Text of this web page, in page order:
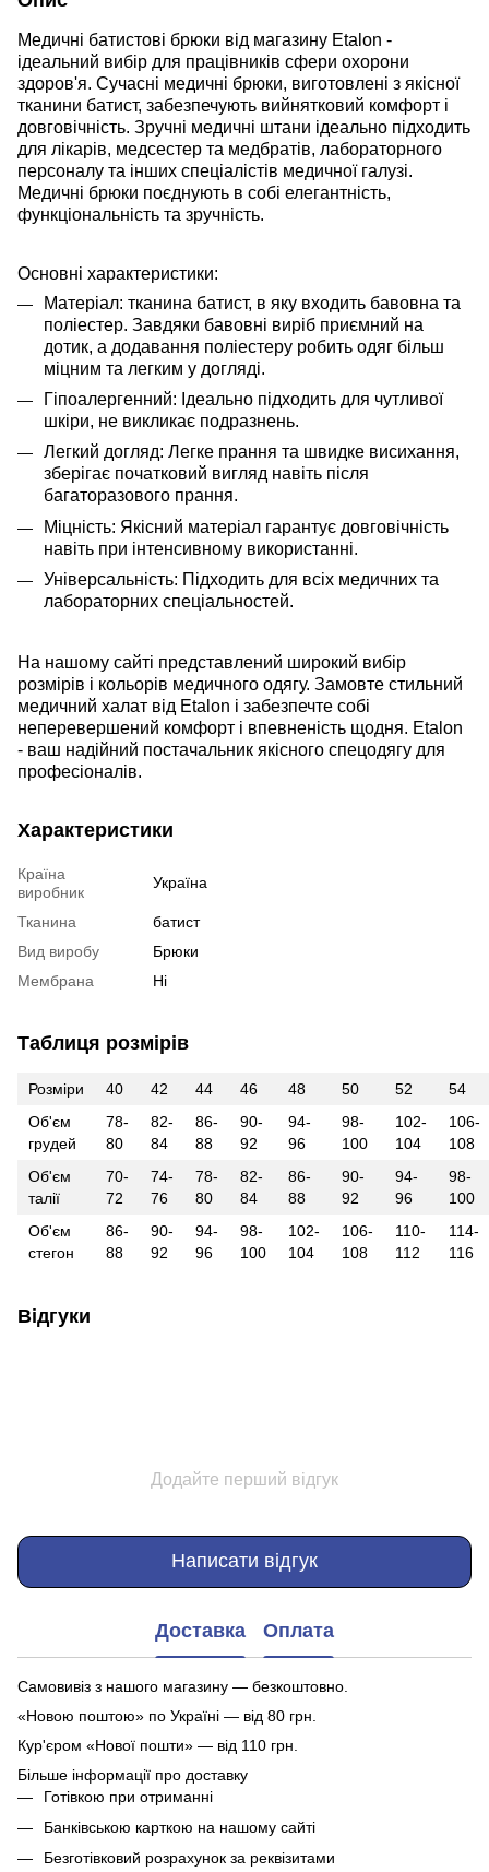
Медичні батистові брюки від магазину Etalon -
ідеальний вибір для працівників сфери охорони
здоров'я. Сучасні медичні брюки, виготовлені з якісної
тканини батист, забезпечують вийнятковий комфорт і
довговічність. Зручні медичні штани ідеально підходить
для лікарів, медсестер та медбратів, лабораторного
персоналу та інших спеціалістів медичної галузі.
Медичні брюки поєднують в собі елегантність,
функціональність та зручність.
Основні характеристики:
Матеріал: тканина батист, в яку входить бавовна та
поліестер. Завдяки бавовні виріб приємний на
дотик, а додавання поліестеру робить одяг більш
міцним та легким у догляді.
Гіпоалергенний: Ідеально підходить для чутливої
шкіри, не викликає подразнень.
Легкий догляд: Легке прання та швидке висихання,
зберігає початковий вигляд навіть після
багаторазового прання.
Міцність: Якісний матеріал гарантує довговічність
навіть при інтенсивному використанні.
Універсальність: Підходить для всіх медичних та
лабораторних спеціальностей.
На нашому сайті представлений широкий вибір
розмірів і кольорів медичного одягу. Замовте стильний
медичний халат від Etalon і забезпечте собі
неперевершений комфорт і впевненість щодня. Etalon
- ваш надійний постачальник якісного спецодягу для
професіоналів.
Характеристики
Країна
виробник
Україна
Тканина
батист
Вид виробу
Брюки
Мембрана
Ні
Таблиця розмірів
Розміри 40 42 44 46 48 50 52
54
Об'єм
грудей
78-
80
82-
84
86-
88
90-
92
94-
96
98-
100
102-
104
106-
108
Об'єм
талії
70-
72
74-
76
78-
80
82-
84
86-
88
90-
92
94-
96
98-
100
Об'єм
стегон
86-
88
90-
92
94-
96
98-
100
102-
104
106-
108
110-
112
114-
116
Відгуки
Додайте перший відгук
Написати відгук
Доставка Оплата
Самовивіз з нашого магазину — безкоштовно.
«Новою поштою» по Україні — від 80 грн.
Кур'єром «Нової пошти» — від 110 грн.
Більше інформації про доставку
Готівкою при отриманні
Банківською карткою на нашому сайті
Безготівковий розрахунок за реквізитами